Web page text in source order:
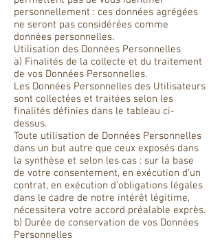
personnellement : ces données agrégées
ne seront pas considérées comme
données personnelles.
Utilisation des Données Personnelles
a) Finalités de la collecte et du traitement
de vos Données Personnelles.
Les Données Personnelles des Utilisateurs
sont collectées et traitées selon les
finalités définies dans le tableau ci-
dessus.
Toute utilisation de Données Personnelles
dans un but autre que ceux exposés dans
la synthèse et selon les cas : sur la base
de votre consentement, en exécution d’un
contrat, en exécution d’obligations légales
dans le cadre de notre intérêt légitime,
nécessitera votre accord préalable exprès.
b) Durée de conservation de vos Données
Personnelles